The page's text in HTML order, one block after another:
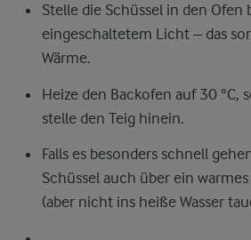
Stelle die Schüssel in den Ofen
eingeschaltetem Licht – das
Wärme.
Heize den Backofen auf 30 °C,
stelle den Teig hinein.
Falls es besonders schnell
Schüssel auch über ein warmes
(aber nicht ins heiße Wasser